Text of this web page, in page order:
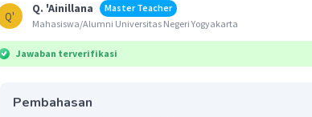
Q'
Q. 'Ainillana
Master Teacher
Mahasiswa/Alumni Universitas Negeri Yogyakarta
Jawaban terverifikasi
Pembahasan